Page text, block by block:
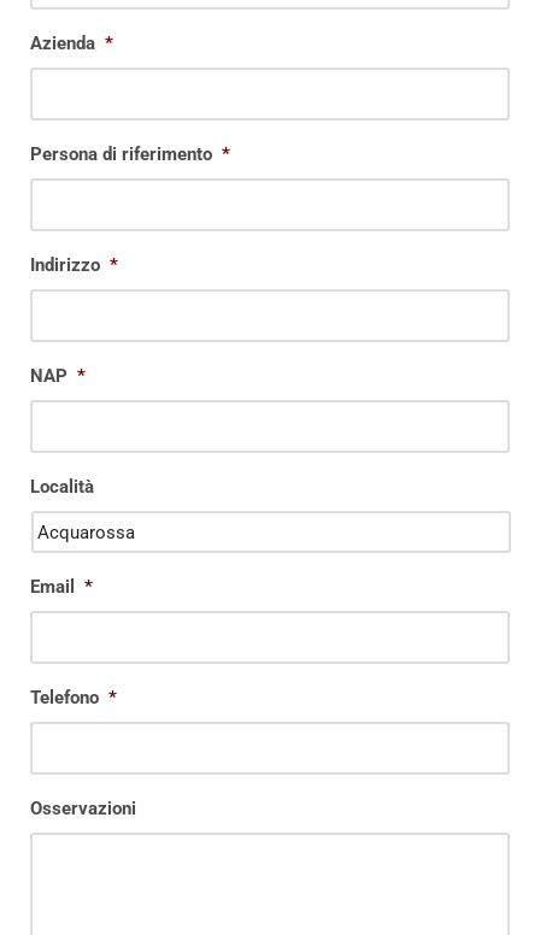
Azienda *
Persona di riferimento *
Indirizzo *
NAP *
Località
Email *
Telefono *
Osservazioni